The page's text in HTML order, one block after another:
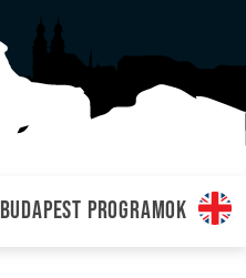
Budapest programok